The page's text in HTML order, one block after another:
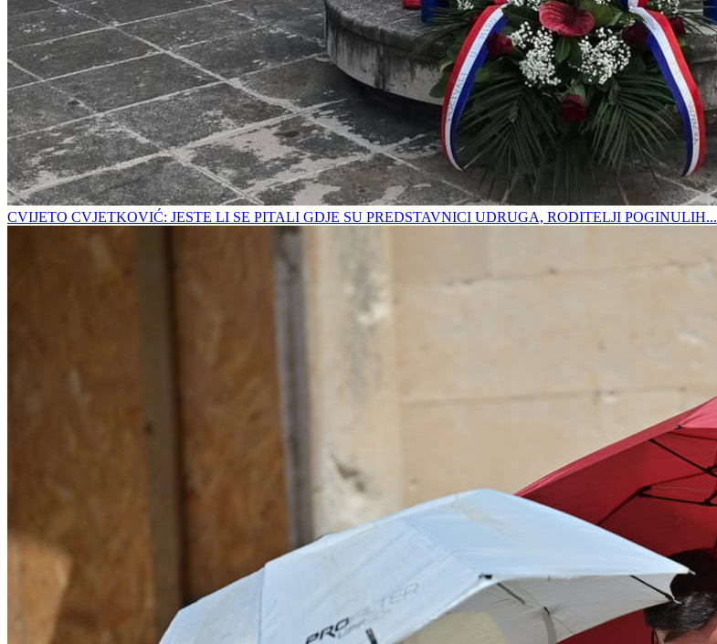
CVIJETO CVJETKOVIĆ: JESTE LI SE PITALI GDJE SU PREDSTAVNICI UDRUGA, RODITELJI POGINULIH...